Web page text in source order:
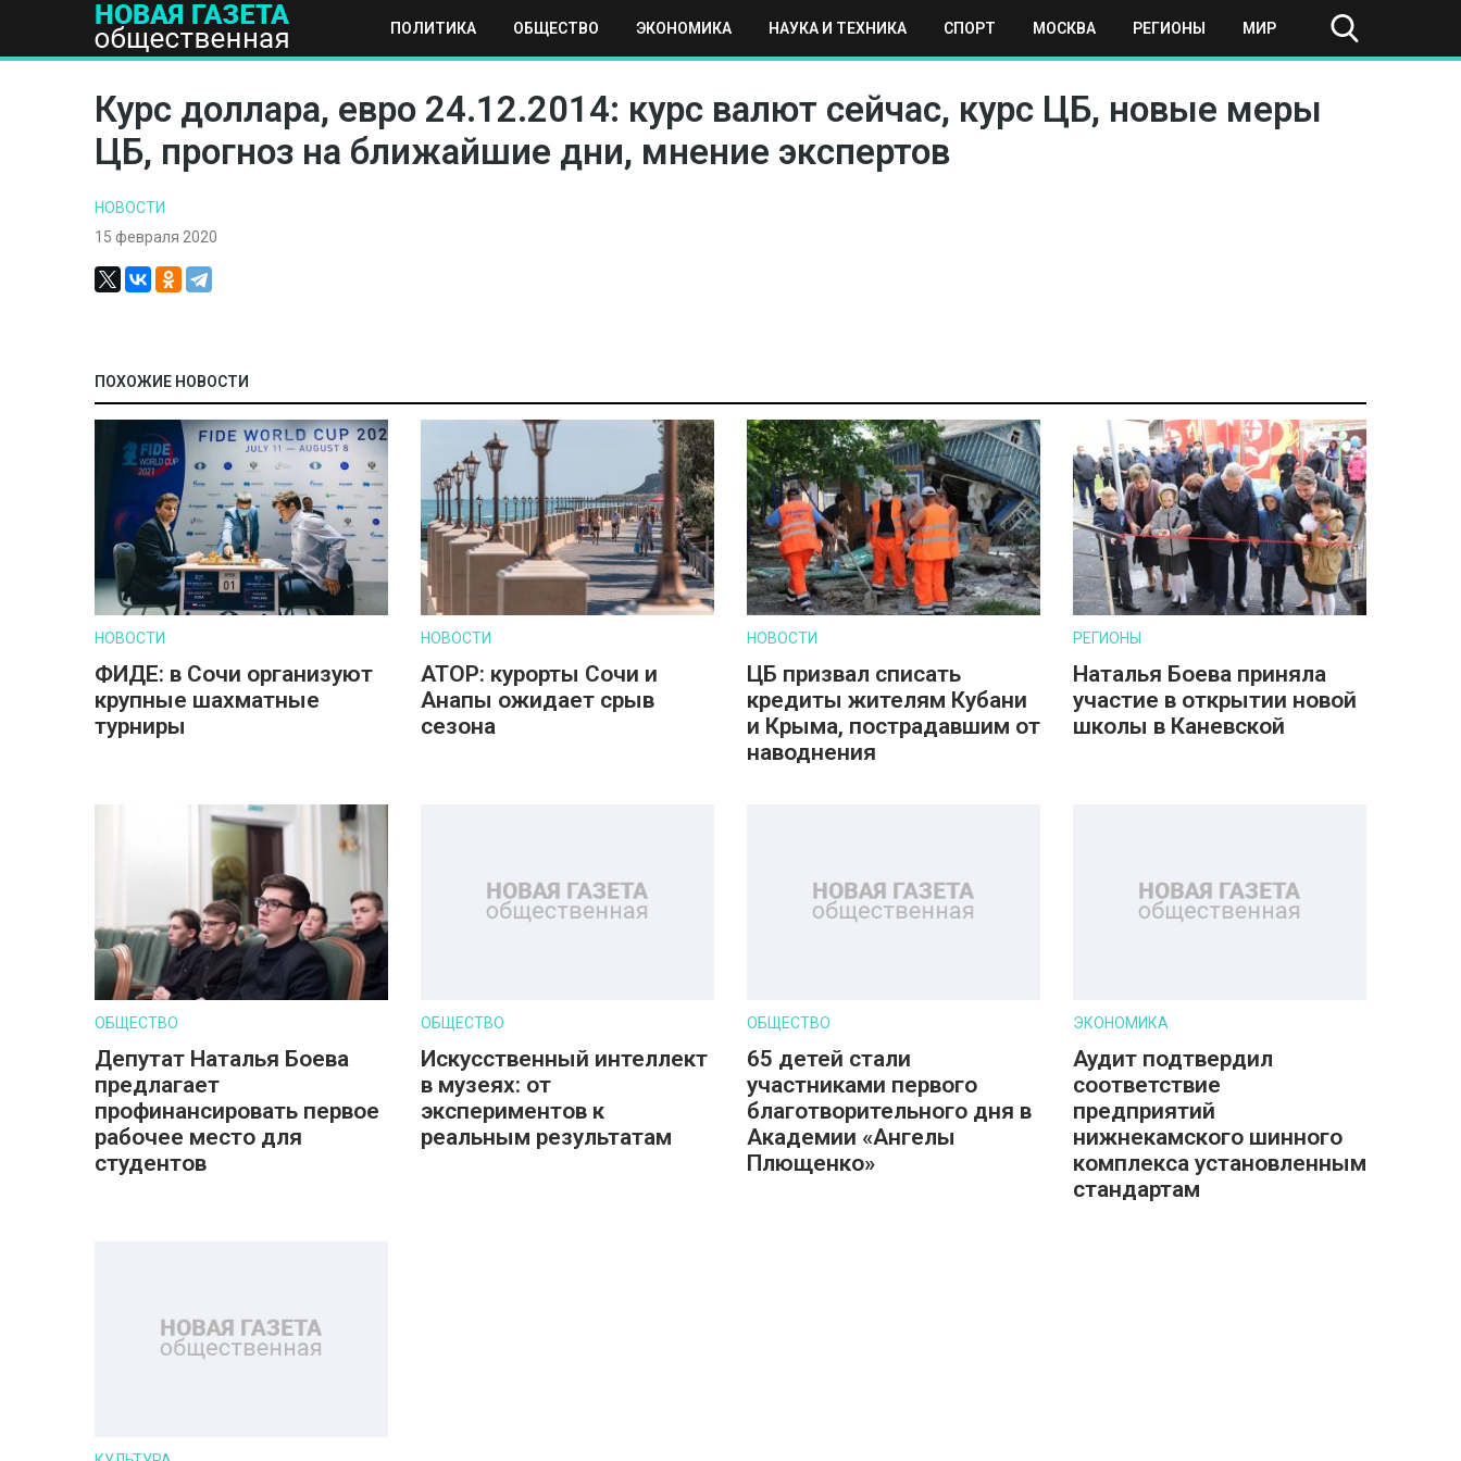
ПОЛИТИКА ОБЩЕСТВО ЭКОНОМИКА НАУКА И ТЕХНИКА СПОРТ МОСКВА РЕГИОНЫ МИР
ПОЛИТИКА ОБЩЕСТВО ЭКОНОМИКА НАУКА И ТЕХНИКА СПОРТ МОСКВА РЕГИОНЫ МИР
Курс доллара, евро 24.12.2014: курс валют сейчас, курс ЦБ, новые меры
ЦБ, прогноз на ближайшие дни, мнение экспертов
НОВОСТИ
15 февраля 2020
ПОХОЖИЕ НОВОСТИ
НОВОСТИ
ФИДЕ: в Сочи организуют
крупные шахматные
турниры
НОВОСТИ
АТОР: курорты Сочи и
Анапы ожидает срыв
сезона
НОВОСТИ
ЦБ призвал списать
кредиты жителям Кубани
и Крыма, пострадавшим от
наводнения
РЕГИОНЫ
Наталья Боева приняла
участие в открытии новой
школы в Каневской
ОБЩЕСТВО
Депутат Наталья Боева
предлагает
профинансировать первое
рабочее место для
студентов
ОБЩЕСТВО
Искусственный интеллект
в музеях: от
экспериментов к
реальным результатам
ОБЩЕСТВО
65 детей стали
участниками первого
благотворительного дня в
Академии «Ангелы
Плющенко»
ЭКОНОМИКА
Аудит подтвердил
соответствие
предприятий
нижнекамского шинного
комплекса установленным
стандартам